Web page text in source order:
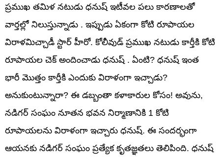
ప్రముఖ తమిళ నటుడు ధనుష్ ఇటీవల పలు కారణాలతో
వార్తల్లో నిలుస్తున్నాడు . ఇప్పుడు ఏకంగా కోటి రూపాయల
విరాళమిచ్చాడీ స్టార్ హీరో. కోలీవుడ్ ప్రముఖ నటుడు కార్తీకి కోటి
రూపాయల చెక్ అందించాడు ధనుష్ . ఏంటి? ధనుష్ ఇంత
భారీ మొత్తం కార్తీకి ఎందుకు విరాళంగా ఇచ్చాడు?
అనుకుంటున్నారా? ఈ డబ్బంతా కళాకారుల కోసం! అవును,
నడిగర్ సంఘం నూతన భవన నిర్మాణానికి 1 కోటి
రూపాయలను విరాళంగా ఇచ్చారు ధనుష్. ఈ సందర్భంగా
ఆయనకు నడిగర్ సంఘం ప్రత్యేక కృతజ్ఞతలు తెలిపింది. ధనుష్